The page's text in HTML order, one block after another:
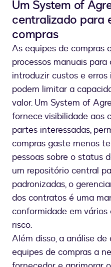
Um System of
centralizado para
compras
As equipes de compras
processos manuais
introduzir custos e erros
podem limitar a
valor. Um System of
fornece visibilidade aos
partes interessadas,
compras gaste menos
pessoas sobre o status
um repositório central
padronizadas, o
dos contratos é uma
conformidade em
risco.
Além disso, a análise
equipes de compras a